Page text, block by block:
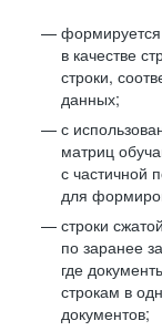
в качестве
строки,
данных;
с
матриц
с частичной
для
строки
по заранее
где
строкам в
документов;